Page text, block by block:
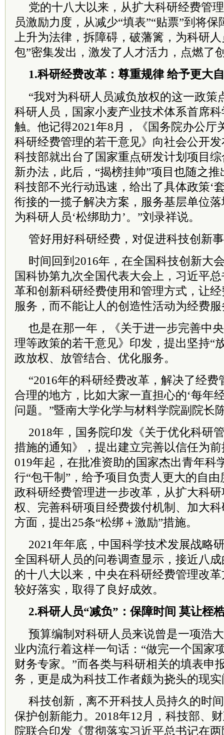
党的十八大以来，从扩大科研经费管
员激励力度，从减少“填表”“贴票”到将
上升为法律，拆障碍，破藩篱，为科研
包”密集发出，激发了人才活力，点燃了
1.科研经费改革：尊重规律 给予更大
“我对为科研人员减负放权的这一政策
科研人员，国家小麦产业技术体系首席
触。他记得2021年8月，《国务院办公厅
科研经费管理的若干意见》向社会公开
科技部就出台了国家重点研发计划项目
新办法，此后，“揭榜挂帅”项目也随之
科技部不光行动迅速，给出了具体政策‘
衔接的一揽子解决方案，服务基层单位
为科研人员‘松绑助力’。”刘录祥说。
管好用好科研经费，对促进科技创新
时间回到2016年，在全国科技创新大
国科协第九次全国代表大会上， 习近平总
革和创新科研经费使用和管理方式，让
服务，而不能让人的创造性活动为经费
也是在那一年，《关于进一步完善中
理等政策的若干意见》印发，提出坚持“
政放权、放管结合、优化服务。
“2016年的科研经费改革，解决了经
合理的地方，比如大家一直担心的‘每年
问题。”暨南大学化学与材料学院副 院长
2018年， 国务院印发《关于优化科研
措施的通知》，提出建立完善以信任为
019年起，在批准资助的国家杰出青年科
行“包干制”，给予项目负责人更大的自
政科研经费管理进一步改革，从扩大科
权、完善科研项目经费拨付机制、加大
方面，提出25条“松绑＋激励”措施。
2021年年底，中国科学技术发展战略
全国科研人员的问卷调查显示，接近八
的十八大以来，中央在科研经费管理改
较好落实，取得了良好成效。
2.科研人员“减负”：保障时间 莫让桎
预算编制对科研人员来说曾是一项浩
业内流行着这样一句话：“做完一个国家
财务专家。”而各类与科研相关的填表申
务，更是成为科技工作者颇为挠头的现
科技创新，离不开科技人员持久的时
保护创新能力。2018年12月，科技部、
院联合印发《贯彻落实习近平总书记在两